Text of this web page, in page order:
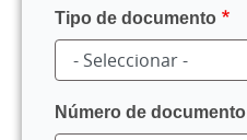
Tipo de documento
Número de documento